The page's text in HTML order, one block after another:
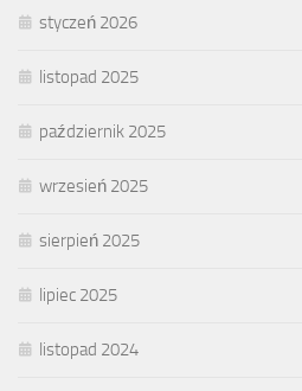
styczeń 2026
listopad 2025
październik 2025
wrzesień 2025
sierpień 2025
lipiec 2025
listopad 2024